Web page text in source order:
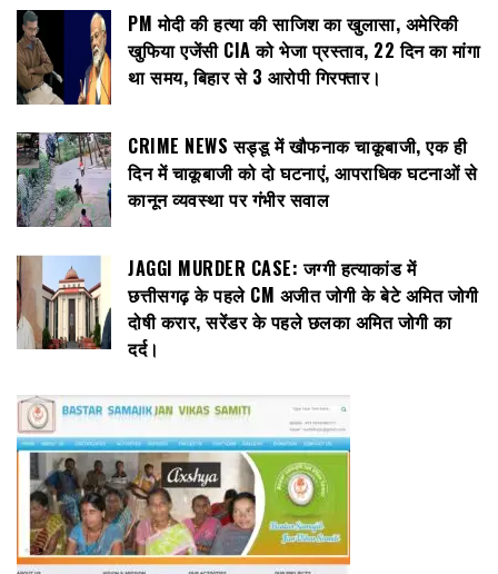
PM मोदी की हत्या की साजिश का खुलासा, अमेरिकी
खुफिया एजेंसी CIA को भेजा प्रस्ताव, 22 दिन का मांगा
था समय, बिहार से 3 आरोपी गिरफ्तार।
CRIME NEWS सड्डू में खौफनाक चाकूबाजी, एक ही
दिन में चाकूबाजी को दो घटनाएं, आपराधिक घटनाओं से
कानून व्यवस्था पर गंभीर सवाल
JAGGI MURDER CASE: जग्गी हत्याकांड में
छत्तीसगढ़ के पहले CM अजीत जोगी के बेटे अमित जोगी
दोषी करार, सरेंडर के पहले छलका अमित जोगी का
दर्द।